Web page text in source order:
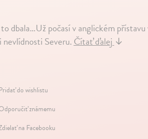
dbala…Už počasí v anglickém přístavu
nevlídnosti Severu.Čítať ďalej↓
do wishlistu
známemu
na Facebooku